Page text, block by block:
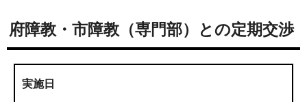
府障教・市障教（専門部）との定期交渉
実施日